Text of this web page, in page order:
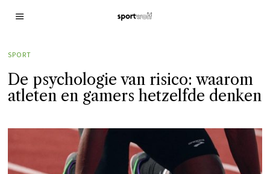
SPORT
De psychologie van risico: waarom
atleten en gamers hetzelfde denken